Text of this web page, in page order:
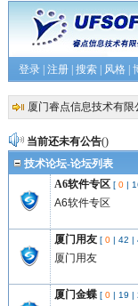
登录| 注册| 搜索| 风格|
厦门睿点信息技术有限
当前还未有公告()
技术论坛-论坛列表
A6软件专区 [ 0 |
A6软件专区
厦门用友[ 0 | 42 |
厦门用友
厦门金蝶[ 0 | 19 |